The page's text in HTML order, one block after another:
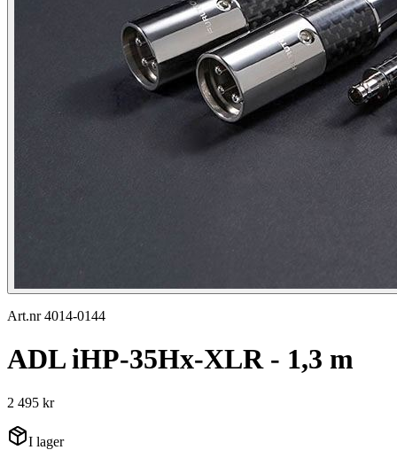
Art.nr 4014-0144
ADL iHP-35Hx-XLR - 1,3 m
2 495 kr
I lager